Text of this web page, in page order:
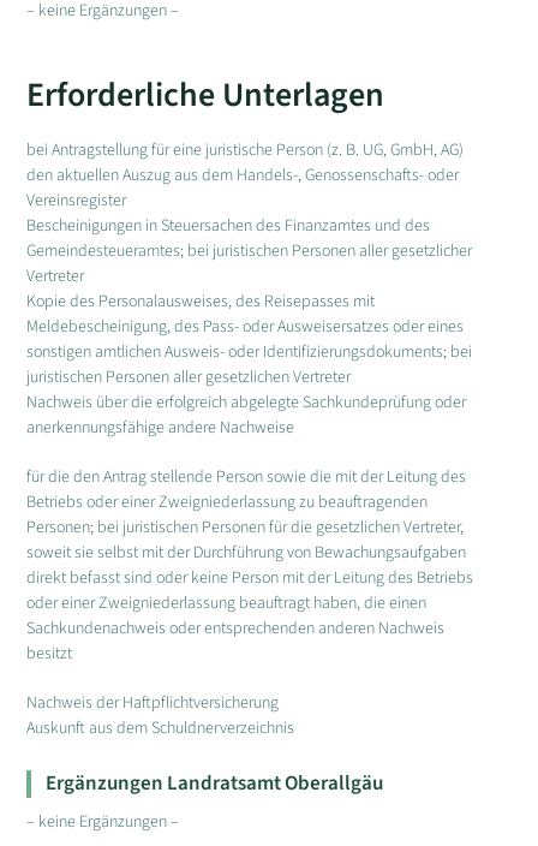
– keine Ergänzungen –
Erforderliche Unterlagen
bei Antragstellung für eine juristische Person (z. B. UG, GmbH, AG)
den aktuellen Auszug aus dem Handels-, Genossenschafts- oder
Vereinsregister
Bescheinigungen in Steuersachen des Finanzamtes und des
Gemeindesteueramtes; bei juristischen Personen aller gesetzlicher
Vertreter
Kopie des Personalausweises, des Reisepasses mit
Meldebescheinigung, des Pass- oder Ausweisersatzes oder eines
sonstigen amtlichen Ausweis- oder Identifizierungsdokuments; bei
juristischen Personen aller gesetzlichen Vertreter
Nachweis über die erfolgreich abgelegte Sachkundeprüfung oder
anerkennungsfähige andere Nachweise
für die den Antrag stellende Person sowie die mit der Leitung des
Betriebs oder einer Zweigniederlassung zu beauftragenden
Personen; bei juristischen Personen für die gesetzlichen Vertreter,
soweit sie selbst mit der Durchführung von Bewachungsaufgaben
direkt befasst sind oder keine Person mit der Leitung des Betriebs
oder einer Zweigniederlassung beauftragt haben, die einen
Sachkundenachweis oder entsprechenden anderen Nachweis
besitzt
Nachweis der Haftpflichtversicherung
Auskunft aus dem Schuldnerverzeichnis
Ergänzungen Landratsamt Oberallgäu
– keine Ergänzungen –